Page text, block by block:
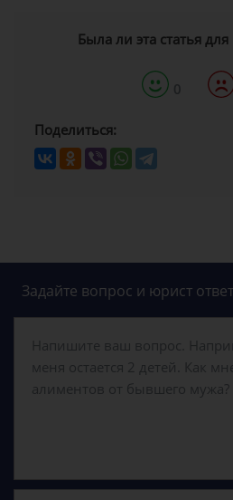
Была ли эта статья
0
Поделиться:
Задайте вопрос и юрист